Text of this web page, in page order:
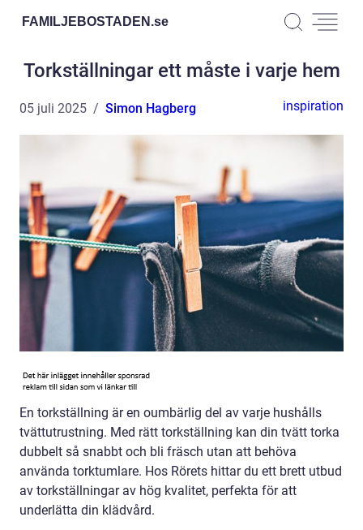
FAMILJEBOSTADEN.se
Torkställningar ett måste i varje hem
05 juli 2025 Simon Hagberg inspiration
En torkställning är en oumbärlig del av varje hushålls
tvättutrustning. Med rätt torkställning kan din tvätt torka
dubbelt så snabbt och bli fräsch utan att behöva
använda torktumlare. Hos Rörets hittar du ett brett utbud
av torkställningar av hög kvalitet, perfekta för att
underlätta din klädvård.